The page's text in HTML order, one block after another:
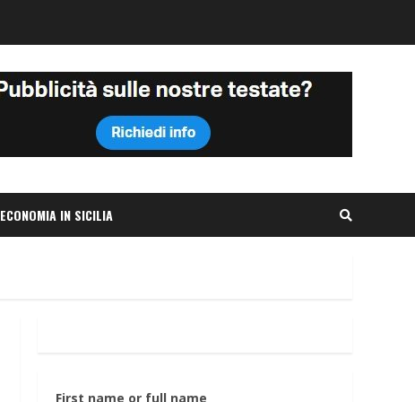
ECONOMIA IN SICILIA
First name or full name